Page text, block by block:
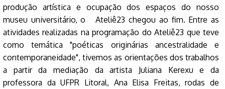
produção artística e ocupação dos espaços do nosso
museu universitário, o Ateliê23 chegou ao fim. Entre as
atividades realizadas na programação do Ateliê23 que teve
como temática "poéticas originárias ancestralidade e
contemporaneidade", tivemos as orientações dos trabalhos
a partir da mediação da artista Juliana Kerexu e da
professora da UFPR Litoral, Ana Elisa Freitas, rodas de